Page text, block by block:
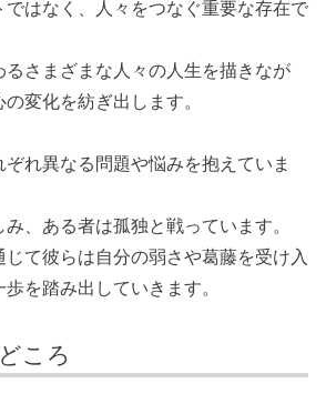
ではなく、人々をつなぐ重要な存在で
るさまざまな人々の人生を描きなが
変化を紡ぎ出します。
れ異なる問題や悩みを抱えていま
、ある者は孤独と戦っています。
て彼らは自分の弱さや葛藤を受け入
を踏み出していきます。
ころ